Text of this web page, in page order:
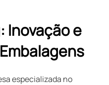
Inovação e
especializada no